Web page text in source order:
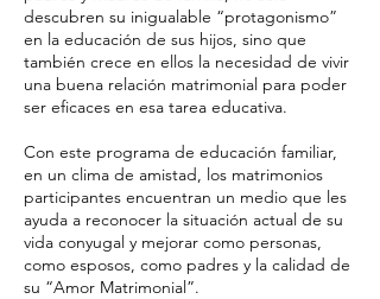
descubren su inigualable “protagonismo”
en la educación de sus hijos, sino que
también crece en ellos la necesidad de vivir
una buena relación matrimonial para poder
ser eficaces en esa tarea educativa.
Con este programa de educación familiar,
en un clima de amistad, los matrimonios
participantes encuentran un medio que les
ayuda a reconocer la situación actual de su
vida conyugal y mejorar como personas,
como esposos, como padres y la calidad de
su “Amor Matrimonial”.